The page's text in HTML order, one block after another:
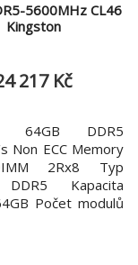
5600MHz CL46
Kingston
217 Kč
64GB DDR5
Non ECC Memory
2Rx8 Typ
Kapacita
Počet modulů